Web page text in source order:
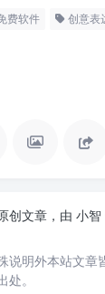
费软件 创意表
创文章，由 小智
说明外本站文章
。